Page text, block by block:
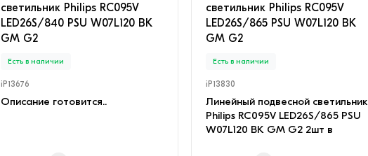
светильник Philips RC095V
LED26S/840 PSU W07L120 BK
GM G2
Есть в наличии
iP13676
Описание готовится..
светильник Philips RC095V
LED26S/865 PSU W07L120 BK
GM G2
Есть в наличии
iP13830
Линейный подвесной светильник
Philips RC095V LED26S/865 PSU
W07L120 BK GM G2 2шт в